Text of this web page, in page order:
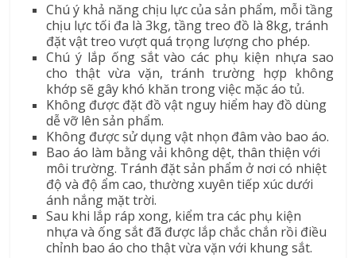
Chú ý khả năng chịu lực của sản phẩm, mỗi tầng
chịu lực tối đa là 3kg, tầng treo đồ là 8kg, tránh
đặt vật treo vượt quá trọng lượng cho phép.
Chú ý lắp ống sắt vào các phụ kiện nhựa sao
cho thật vừa vặn, tránh trường hợp không
khớp sẽ gây khó khăn trong việc mặc áo tủ.
Không được đặt đồ vật nguy hiểm hay đồ dùng
dễ vỡ lên sản phẩm.
Không được sử dụng vật nhọn đâm vào bao áo.
Bao áo làm bằng vải không dệt, thân thiện với
môi trường. Tránh đặt sản phẩm ở nơi có nhiệt
độ và độ ẩm cao, thường xuyên tiếp xúc dưới
ánh nắng mặt trời.
Sau khi lắp ráp xong, kiểm tra các phụ kiện
nhựa và ống sắt đã được lắp chắc chắn rồi điều
chỉnh bao áo cho thật vừa vặn với khung sắt.